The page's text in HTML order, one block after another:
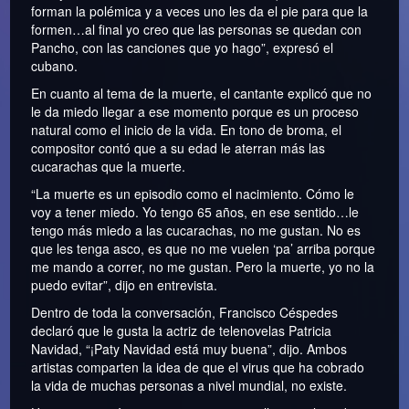
forman la polémica y a veces uno les da el pie para que la
formen…al final yo creo que las personas se quedan con
Pancho, con las canciones que yo hago”, expresó el
cubano.
En cuanto al tema de la muerte, el cantante explicó que no
le da miedo llegar a ese momento porque es un proceso
natural como el inicio de la vida. En tono de broma, el
compositor contó que a su edad le aterran más las
cucarachas que la muerte.
“La muerte es un episodio como el nacimiento. Cómo le
voy a tener miedo. Yo tengo 65 años, en ese sentido…le
tengo más miedo a las cucarachas, no me gustan. No es
que les tenga asco, es que no me vuelen ‘pa’ arriba porque
me mando a correr, no me gustan. Pero la muerte, yo no la
puedo evitar”, dijo en entrevista.
Dentro de toda la conversación, Francisco Céspedes
declaró que le gusta la actriz de telenovelas Patricia
Navidad, “¡Paty Navidad está muy buena”, dijo. Ambos
artistas comparten la idea de que el virus que ha cobrado
la vida de muchas personas a nivel mundial, no existe.